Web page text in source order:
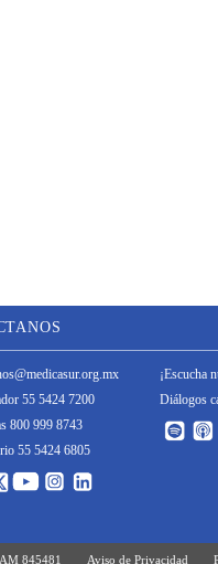
55 5424 7200
800 999 8743
55 5424 6805
¡Escucha
Diálogos
845481 Aviso de Privacidad